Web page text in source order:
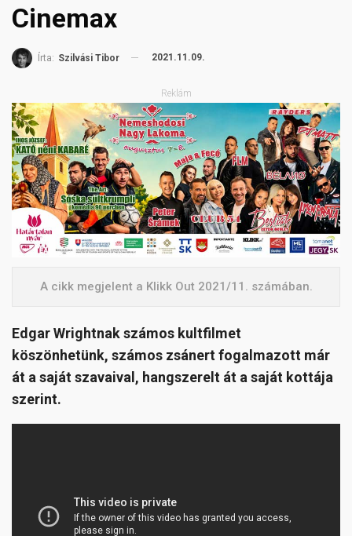
Cinemax
Írta: Szilvási Tibor 2021.11.09.
Reklám
A cikk megjelent a Klikk Out 2021/11. számában.
Edgar Wrightnak számos kultfilmet
köszönhetünk, számos zsánert fogalmazott már
át a saját szavaival, hangszerelt át a saját kottája
szerint.